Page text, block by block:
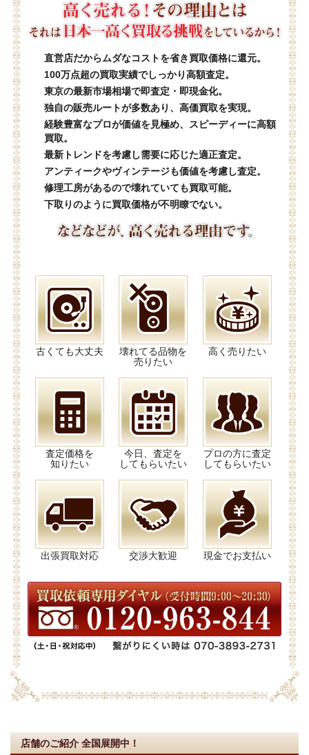
直営店だからムダなコストを省き買取価格に還元。
100万点超の買取実績でしっかり高額査定。
東京の最新市場相場で即査定・即現金化。
独自の販売ルートが多数あり、高価買取を実現。
経験豊富なプロが価値を見極め、スピーディーに高額
買取。
最新トレンドを考慮し需要に応じた適正査定。
アンティークやヴィンテージも価値を考慮し査定。
修理工房があるので壊れていても買取可能。
下取りのように買取価格が不明瞭でない。
古くても大丈夫
壊れてる品物を
売りたい
高く売りたい
査定価格を
知りたい
今日、査定を
してもらいたい
プロの方に査定
してもらいたい
出張買取対応 交渉大歓迎 現金でお支払い
店舗のご紹介 全国展開中！